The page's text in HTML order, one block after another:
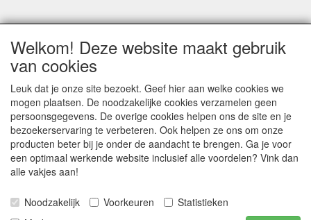
Voorwaarden
BIJ BESTELLINGEN ONDER DE € 125,00 EXCLUSIEF BTW
BRENGEN WIJ IN NEDERLAND € 5,87 VERZENDKOSTEN
IN REKENING (BELGIË € 9,09). VERZENDKOSTEN
WORDEN VERWIJDERD BIJ BESTELLING BOVEN DE €
125,00 EXCL. BTW
Producten die speciaal besteld moeten worden kunnen
Als gevolg van de continue fluctuerende prijzen van de
Welkom! Deze website maakt gebruik
van cookies
Leuk dat je onze site bezoekt. Geef hier aan welke cookies we
mogen plaatsen. De noodzakelijke cookies verzamelen geen
persoonsgegevens. De overige cookies helpen ons de site en je
bezoekerservaring te verbeteren. Ook helpen ze ons om onze
producten beter bij je onder de aandacht te brengen. Ga je voor
een optimaal werkende website inclusief alle voordelen? Vink dan
alle vakjes aan!
Noodzakelijk Voorkeuren
Statistieken